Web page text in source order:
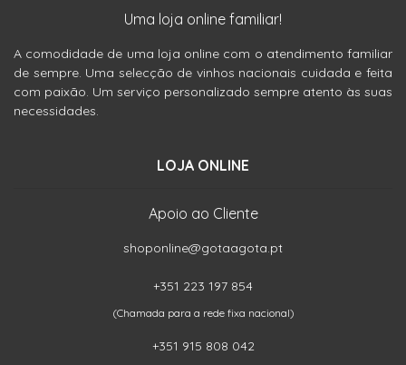
Uma loja online familiar!
A comodidade de uma loja online com o atendimento familiar
de sempre. Uma selecção de vinhos nacionais cuidada e feita
com paixão. Um serviço personalizado sempre atento às suas
necessidades.
LOJA ONLINE
Apoio ao Cliente
shoponline@gotaagota.pt
+351 223 197 854
(Chamada para a rede fixa nacional)
+351 915 808 042